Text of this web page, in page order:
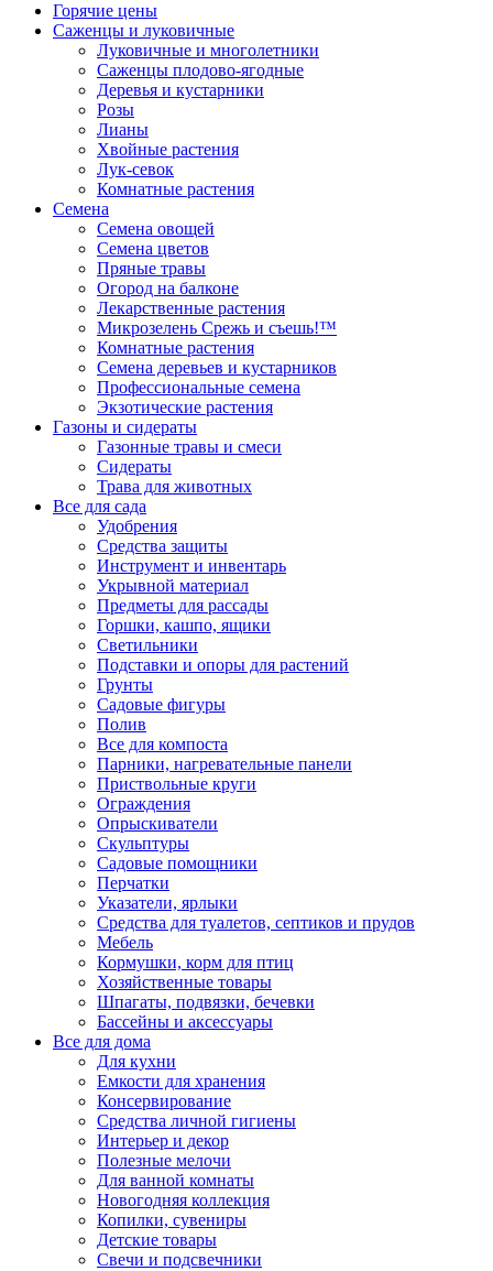
Горячие цены
Саженцы и луковичные
Луковичные и многолетники
Саженцы плодово-ягодные
Деревья и кустарники
Розы
Лианы
Хвойные растения
Лук-севок
Комнатные растения
Семена
Семена овощей
Семена цветов
Пряные травы
Огород на балконе
Лекарственные растения
Микрозелень Срежь и съешь!™
Комнатные растения
Семена деревьев и кустарников
Профессиональные семена
Экзотические растения
Газоны и сидераты
Газонные травы и смеси
Сидераты
Трава для животных
Все для сада
Удобрения
Средства защиты
Инструмент и инвентарь
Укрывной материал
Предметы для рассады
Горшки, кашпо, ящики
Светильники
Подставки и опоры для растений
Грунты
Садовые фигуры
Полив
Все для компоста
Парники, нагревательные панели
Приствольные круги
Ограждения
Опрыскиватели
Скульптуры
Садовые помощники
Перчатки
Указатели, ярлыки
Средства для туалетов, септиков и прудов
Мебель
Кормушки, корм для птиц
Хозяйственные товары
Шпагаты, подвязки, бечевки
Бассейны и аксессуары
Все для дома
Для кухни
Емкости для хранения
Консервирование
Средства личной гигиены
Интерьер и декор
Полезные мелочи
Для ванной комнаты
Новогодняя коллекция
Копилки, сувениры
Детские товары
Свечи и подсвечники